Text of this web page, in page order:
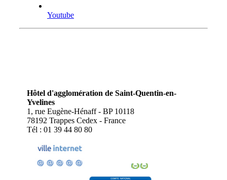
Youtube
Hôtel d'agglomération de Saint-Quentin-en-
Yvelines
1, rue Eugène-Hénaff - BP 10118
78192 Trappes Cedex - France
Tél : 01 39 44 80 80